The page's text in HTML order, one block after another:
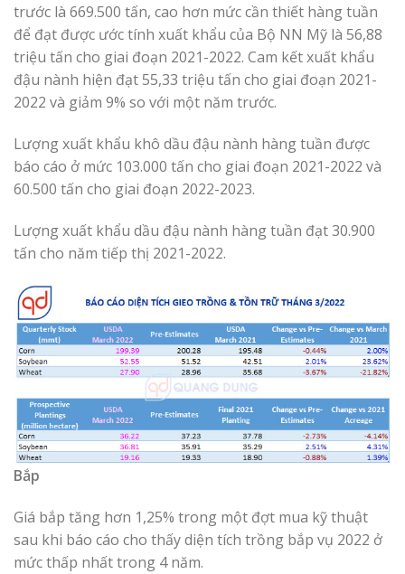
trước là 669.500 tấn, cao hơn mức cần thiết hàng tuần
để đạt được ước tính xuất khẩu của Bộ NN Mỹ là 56,88
triệu tấn cho giai đoạn 2021-2022. Cam kết xuất khẩu
đậu nành hiện đạt 55,33 triệu tấn cho giai đoạn 2021-
2022 và giảm 9% so với một năm trước.
Lượng xuất khẩu khô dầu đậu nành hàng tuần được
báo cáo ở mức 103.000 tấn cho giai đoạn 2021-2022 và
60.500 tấn cho giai đoạn 2022-2023.
Lượng xuất khẩu dầu đậu nành hàng tuần đạt 30.900
tấn cho năm tiếp thị 2021-2022.
Bắp
Giá bắp tăng hơn 1,25% trong một đợt mua kỹ thuật
sau khi báo cáo cho thấy diện tích trồng bắp vụ 2022 ở
mức thấp nhất trong 4 năm.